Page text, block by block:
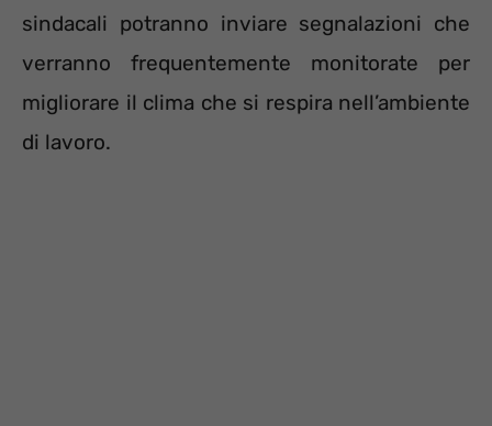
sindacali potranno inviare segnalazioni che
verranno frequentemente monitorate per
migliorare il clima che si respira nell’ambiente
di lavoro.